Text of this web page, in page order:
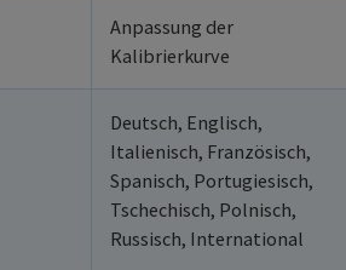
Anpassung der
Kalibrierkurve
Deutsch, Englisch,
Italienisch, Französisch,
Spanisch, Portugiesisch,
Tschechisch, Polnisch,
Russisch, International